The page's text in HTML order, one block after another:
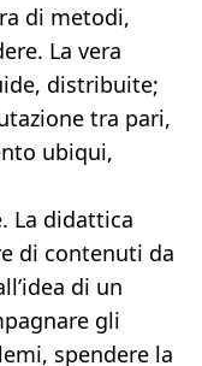
di metodi,
La vera
distribuite;
tra pari,
ubiqui,
La didattica
di contenuti da
di un
gli
spendere la